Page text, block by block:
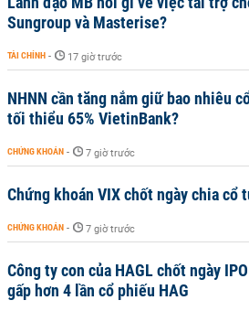
Sungroup và Masterise?
TÀI CHÍNH - 17 giờ trước
NHNN cần tăng nắm giữ bao nhiêu
tối thiểu 65% VietinBank?
CHỨNG KHOÁN - 7 giờ trước
Chứng khoán VIX chốt ngày chia cổ
CHỨNG KHOÁN - 7 giờ trước
Công ty con của HAGL chốt ngày
gấp hơn 4 lần cổ phiếu HAG